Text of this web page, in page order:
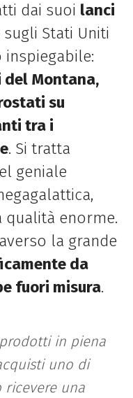
dai suoi lanci
sugli Stati Uniti
del Montana,
su
tra i
. Si tratta
geniale
qualità enorme.
la grande
da
fuori misura.
in piena
uno di
una